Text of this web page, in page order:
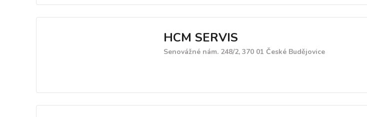
HCM SERVIS
Senovážné nám. 248/2, 370 01 České Budějovice